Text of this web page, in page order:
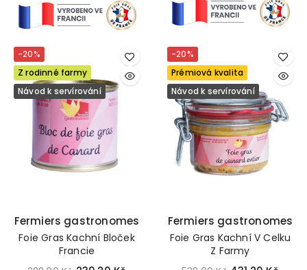
-20%
Z rodinné farmy
Návod k servírování
Fermiers gastronomes
Foie Gras Kachní Bloček
Francie
-20%
Prémiová kvalita
Návod k servírování
Fermiers gastronomes
Foie Gras Kachní V Celku
Z Farmy